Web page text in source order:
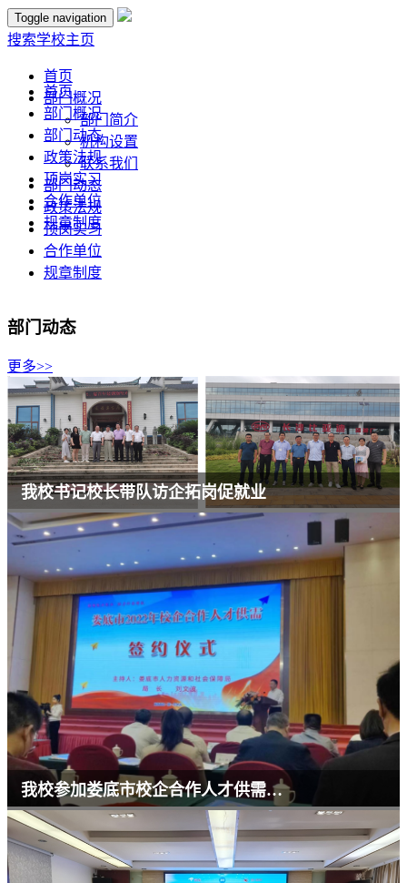
Toggle navigation
搜索学校主页
首页
部门概况
部门简介
机构设置
联系我们
部门动态
政策法规
顶岗实习
合作单位
规章制度
首页
部门概况
部门动态
政策法规
顶岗实习
合作单位
规章制度
部门动态
更多>>
我校书记校长带队访企拓岗促就业
我校参加娄底市校企合作人才供需签约仪式